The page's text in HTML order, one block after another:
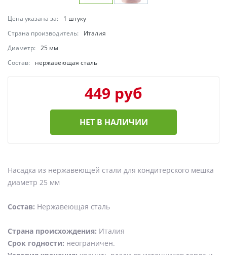
Цена указана за:
1 штуку
Страна производитель:
Италия
Диаметр: 25 мм
Состав:
нержавеющая сталь
449 руб
НЕТ В НАЛИЧИИ
Насадка из нержавеющей стали для кондитерского мешка
диаметр 25 мм
Состав: Нержавеющая сталь
Страна происхождения: Италия
Срок годности: неограничен.